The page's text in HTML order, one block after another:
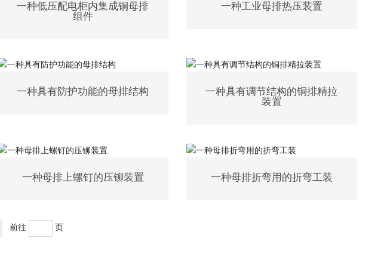
一种低压配电柜内集成铜母排
组件
一种工业母排热压装置
一种具有防护功能的母排结构
一种具有调节结构的铜排精拉
装置
一种母排上螺钉的压铆装置 一种母排折弯用的折弯工装
前往 页